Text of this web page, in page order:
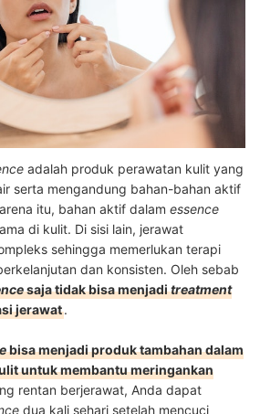
adalah produk perawatan kulit yang
serta mengandung bahan-bahan aktif
itu, bahan aktif dalam essence
di kulit. Di sisi lain, jerawat
sehingga memerlukan terapi
dan konsisten. Oleh sebab
saja tidak bisa menjaditreatment
jerawat.
bisa menjadi produk tambahan dalam
untuk membantu meringankan
rentan berjerawat, Anda dapat
dua kali sehari setelah mencuci